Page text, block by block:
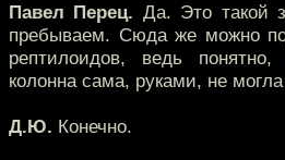
Павел Перец. Да. Это такой
пребываем. Сюда же можно
рептилоидов, ведь понятно,
колонна сама, руками, не
Д.Ю. Конечно.